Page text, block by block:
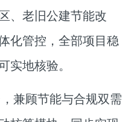
、老旧公建节能改
化管控，全部项目稳
实地核验。
兼顾节能与合规双需